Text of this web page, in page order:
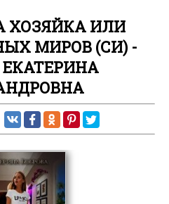
ИЛИ
МИРОВ (СИ) -